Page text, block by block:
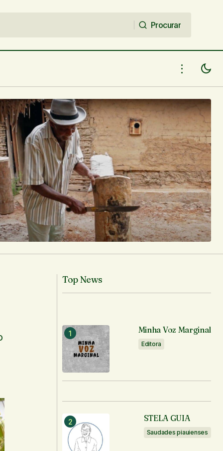
Procurar
que mostra
Artes no Centro Cultural Benedito
Martins Napoleão do Rêgo
Top News
Minha Voz Marginal
Editora
STELA GUIA
Saudades piauienses